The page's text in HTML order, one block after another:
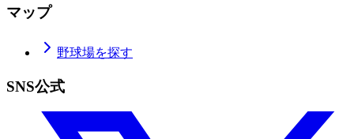
マップ
野球場を探す
SNS公式